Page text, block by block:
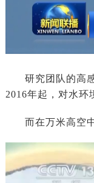
研究团队的高
2016年起，对水环
而在万米高空